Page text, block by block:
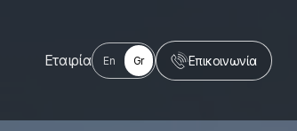
Εταιρία En Gr Επικοινωνία